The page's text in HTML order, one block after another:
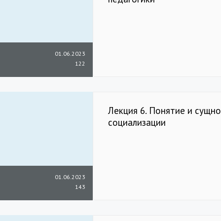
01.06.2023
122
01.06.2023
143
Лекция 6. Понятие и
социализации